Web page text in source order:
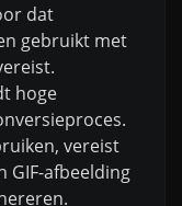
dat
gebruikt met
hoge
vereist
GIF-afbeelding